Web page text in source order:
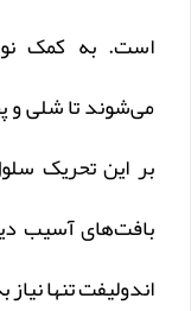
است. به کمک
می‌شوند تا شلی و
بر این تحریک
بافت‌های آسیب
اندولیفت تنها